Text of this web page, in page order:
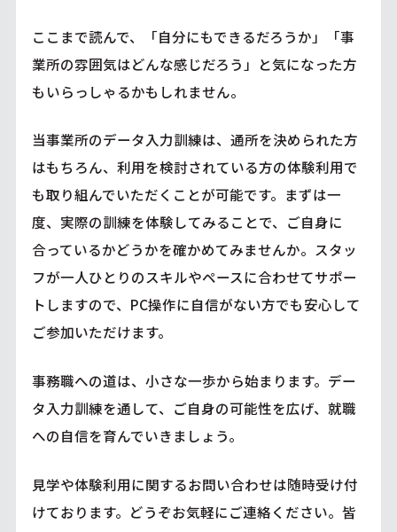
ここまで読んで、「自分にもできるだろうか」「事
業所の雰囲気はどんな感じだろう」と気になった方
もいらっしゃるかもしれません。
当事業所のデータ入力訓練は、通所を決められた方
はもちろん、利用を検討されている方の体験利用で
も取り組んでいただくことが可能です。まずは一
度、実際の訓練を体験してみることで、ご自身に
合っているかどうかを確かめてみませんか。スタッ
フが一人ひとりのスキルやペースに合わせてサポー
トしますので、PC操作に自信がない方でも安心して
ご参加いただけます。
事務職への道は、小さな一歩から始まります。デー
タ入力訓練を通して、ご自身の可能性を広げ、就職
への自信を育んでいきましょう。
見学や体験利用に関するお問い合わせは随時受け付
けております。どうぞお気軽にご連絡ください。皆